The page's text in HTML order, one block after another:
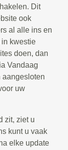
Dit
ook
al alle ins en
in kwestie
doen, dan
Vandaag
aangesloten
uw
zit, ziet u
kunt u vaak
elke update